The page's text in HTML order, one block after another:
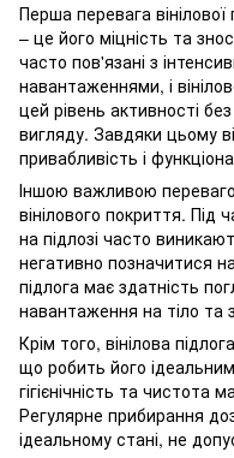
Перша перевага
– це його міцність та
часто пов'язані з
навантаженнями, і
цей рівень активності
вигляду. Завдяки цьому
привабливість і
Іншою важливою
вінілового покриття.
на підлозі часто
негативно позначитися
підлога має здатність
навантаження на тіло
Крім того, вінілова
що робить його
гігієнічність та
Регулярне прибирання
ідеальному стані, не